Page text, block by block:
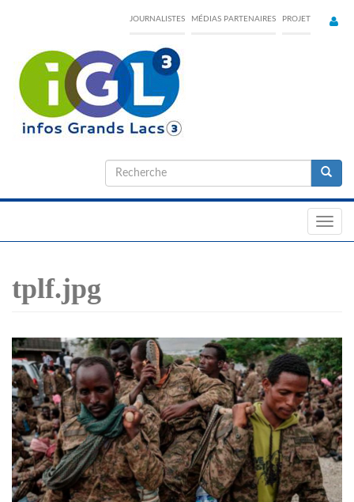
content
JOURNALISTES MÉDIAS PARTENAIRES PROJET
Formulaire
de
tplf.jpg